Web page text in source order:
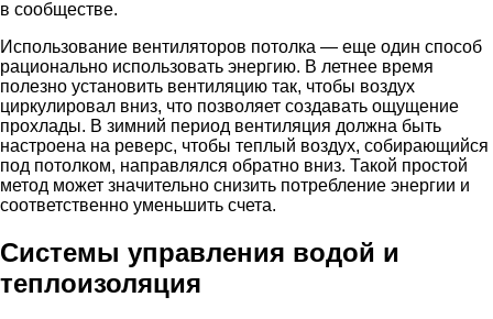
в сообществе.
Использование вентиляторов потолка — еще один способ
рационально использовать энергию. В летнее время
полезно установить вентиляцию так, чтобы воздух
циркулировал вниз, что позволяет создавать ощущение
прохлады. В зимний период вентиляция должна быть
настроена на реверс, чтобы теплый воздух, собирающийся
под потолком, направлялся обратно вниз. Такой простой
метод может значительно снизить потребление энергии и
соответственно уменьшить счета.
Системы управления водой и
теплоизоляция